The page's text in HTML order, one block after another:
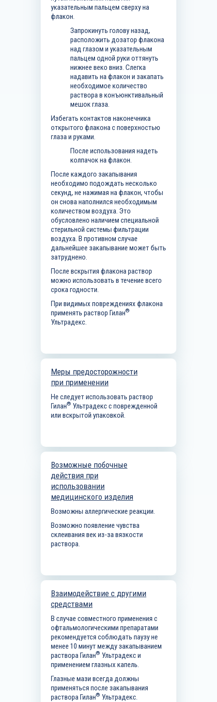
указательным пальцем сверху на
флакон.
Запрокинуть голову назад,
расположить дозатор флакона
над глазом и указательным
пальцем одной руки оттянуть
нижнее веко вниз. Слегка
надавить на флакон и закапать
необходимое количество
раствора в конъюнктивальный
мешок глаза.
Избегать контактов наконечника
открытого флакона с поверхностью
глаза и руками.
После использования надеть
колпачок на флакон.
После каждого закапывания
необходимо подождать несколько
секунд, не нажимая на флакон, чтобы
он снова наполнился необходимым
количеством воздуха. Это
обусловлено наличием специальной
стерильной системы фильтрации
воздуха. В противном случае
дальнейшее закапывание может быть
затруднено.
После вскрытия флакона раствор
можно использовать в течение всего
срока годности.
При видимых повреждениях флакона
применять раствор Гилан®
Ультрадекс.
Меры предосторожности
при применении
Не следует использовать раствор
Гилан® Ультрадекс с поврежденной
или вскрытой упаковкой.
Возможные побочные
действия при
использовании
медицинского изделия
Возможны аллергические реакции.
Возможно появление чувства
склеивания век из-за вязкости
раствора.
Взаимодействие с другими
средствами
В случае совместного применения с
офтальмологическими препаратами
рекомендуется соблюдать паузу не
менее 10 минут между закапыванием
раствора Гилан® Ультрадекс и
применением глазных капель.
Глазные мази всегда должны
применяться после закапывания
раствора Гилан® Ультрадекс.